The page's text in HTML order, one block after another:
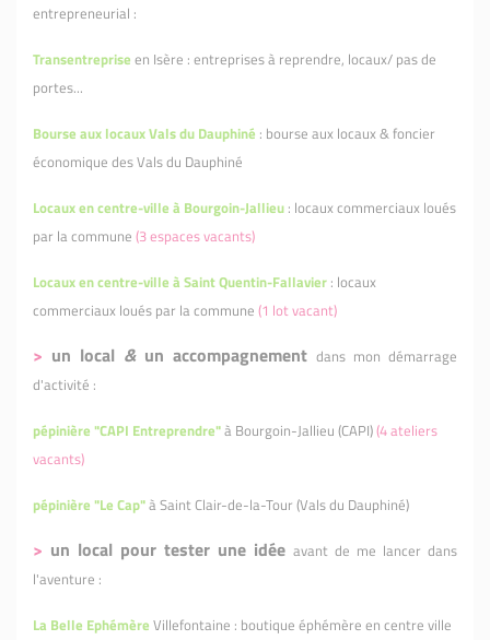
entrepreneurial :
Transentreprise en Isère : entreprises à reprendre, locaux/ pas de
portes...
Bourse aux locaux Vals du Dauphiné : bourse aux locaux & foncier
économique des Vals du Dauphiné
Locaux en centre-ville à Bourgoin-Jallieu : locaux commerciaux loués
par la commune (3 espaces vacants)
Locaux en centre-ville à Saint Quentin-Fallavier : locaux
commerciaux loués par la commune (1 lot vacant)
> un local & un accompagnement dans mon démarrage
d'activité :
pépinière "CAPI Entreprendre"à Bourgoin-Jallieu (CAPI)(4 ateliers
vacants)
pépinière "Le Cap"à Saint Clair-de-la-Tour (Vals du Dauphiné)
> un local pour tester une idée avant de me lancer dans
l'aventure :
La Belle Ephémère Villefontaine : boutique éphémère en centre ville